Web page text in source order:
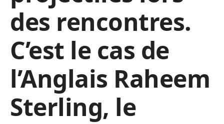
des rencontres.
C’est le cas de
l’Anglais Raheem
Sterling, le